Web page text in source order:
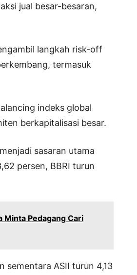
jual besar-besaran,
langkah risk-off
termasuk
indeks global
berkapitalisasi besar.
sasaran utama
persen, BBRI turun
Minta Pedagang Cari
sementara ASII turun 4,13